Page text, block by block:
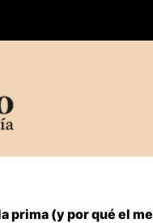
prima (y por qué el